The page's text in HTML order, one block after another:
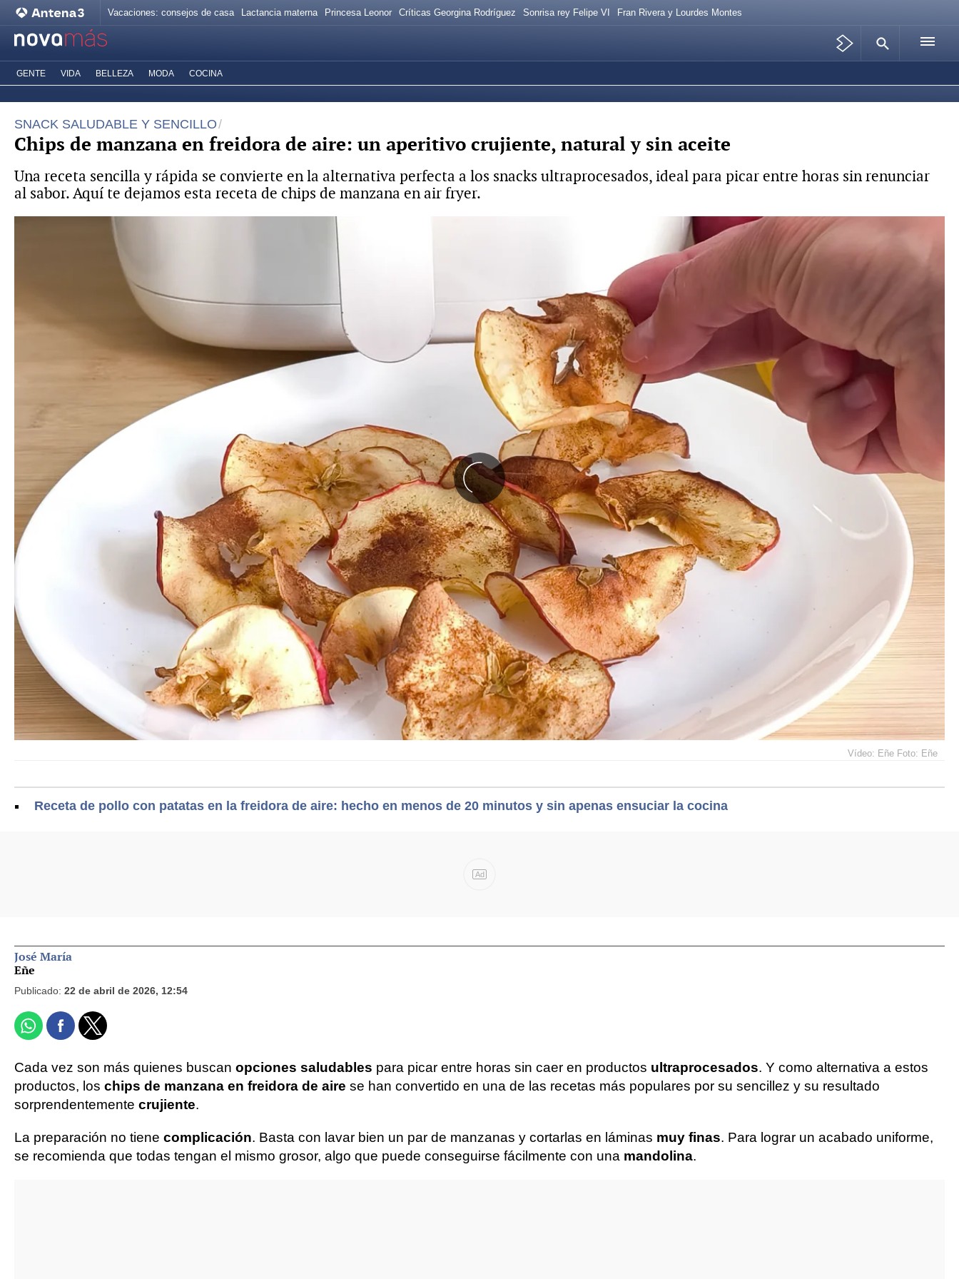
Vacaciones: consejos de casa Lactancia materna Princesa Leonor Críticas Georgina Rodríguez Sonrisa rey Felipe VI Fran Rivera y Lourdes Montes
GENTE VIDA BELLEZA MODA COCINA
SNACK SALUDABLE Y SENCILLO
Chips de manzana en freidora de aire: un aperitivo crujiente, natural y sin aceite
Una receta sencilla y rápida se convierte en la alternativa perfecta a los snacks ultraprocesados, ideal para picar entre horas sin renunciar
al sabor. Aquí te dejamos esta receta de chips de manzana en air fryer.
Vídeo: Eñe Foto: Eñe
Receta de pollo con patatas en la freidora de aire: hecho en menos de 20 minutos y sin apenas ensuciar la cocina
Ad
José María
Eñe
Publicado: 22 de abril de 2026, 12:54
Cada vez son más quienes buscan opciones saludables para picar entre horas sin caer en productos ultraprocesados. Y como alternativa a estos
productos, los chips de manzana en freidora de aire se han convertido en una de las recetas más populares por su sencillez y su resultado
sorprendentemente crujiente.
La preparación no tiene complicación. Basta con lavar bien un par de manzanas y cortarlas en láminas muy finas. Para lograr un acabado uniforme,
se recomienda que todas tengan el mismo grosor, algo que puede conseguirse fácilmente con una mandolina.